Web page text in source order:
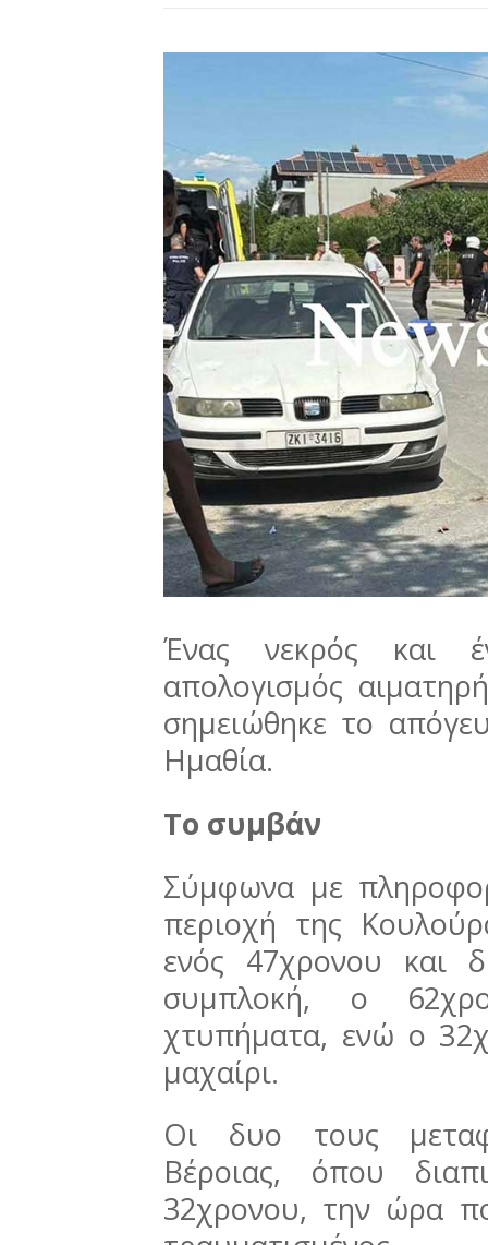
Ένας νεκρός και
απολογισμός
σημειώθηκε το
Ημαθία.
Το συμβάν
Σύμφωνα με
περιοχή της
ενός 47χρονου
συμπλοκή, ο
χτυπήματα, ενώ ο
μαχαίρι.
Οι δυο τους
Βέροιας, όπου
32χρονου, την ώρα